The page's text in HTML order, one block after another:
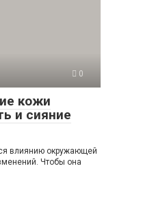
0
кожи
и сияние
влиянию окружающей
Чтобы она